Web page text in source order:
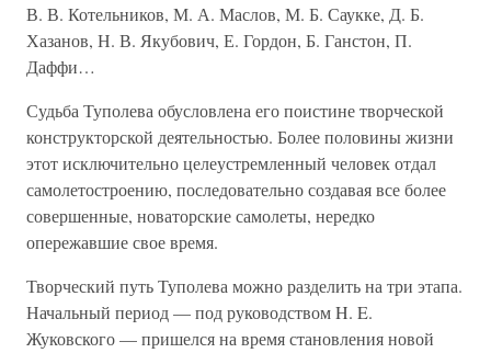
В. В. Котельников, М. А. Маслов, М. Б. Саукке, Д. Б.
Хазанов, Н. В. Якубович, Е. Гордон, Б. Ганстон, П.
Даффи…
Судьба Туполева обусловлена его поистине творческой
конструкторской деятельностью. Более половины жизни
этот исключительно целеустремленный человек отдал
самолетостроению, последовательно создавая все более
совершенные, новаторские самолеты, нередко
опережавшие свое время.
Творческий путь Туполева можно разделить на три этапа.
Начальный период — под руководством H. E.
Жуковского — пришелся на время становления новой